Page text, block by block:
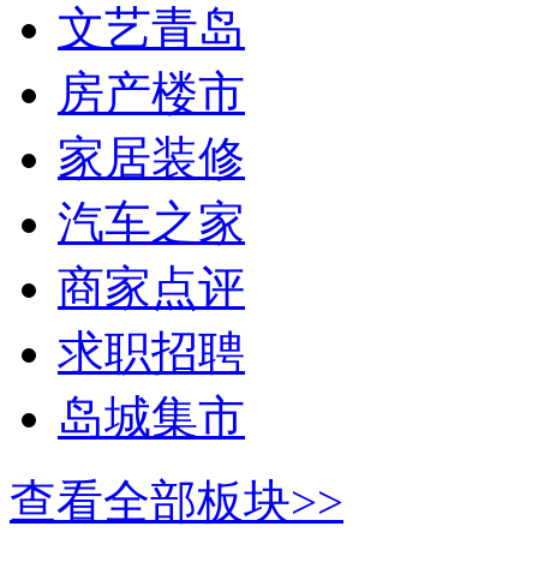
文艺青岛
房产楼市
家居装修
汽车之家
商家点评
求职招聘
岛城集市
查看全部板块>>